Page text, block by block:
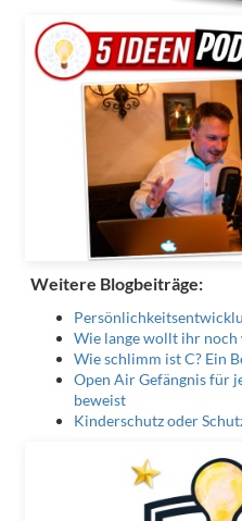
Weitere Blogbeiträge:
Wie lange wollt ihr
Wie schlimm ist C? Ein
Open Air Gefängnis für
beweist
Kinderschutz oder